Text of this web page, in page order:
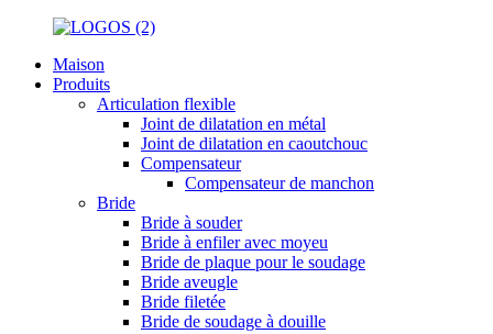
Maison
Produits
Articulation flexible
Joint de dilatation en métal
Joint de dilatation en caoutchouc
Compensateur
Compensateur de manchon
Bride
Bride à souder
Bride à enfiler avec moyeu
Bride de plaque pour le soudage
Bride aveugle
Bride filetée
Bride de soudage à douille